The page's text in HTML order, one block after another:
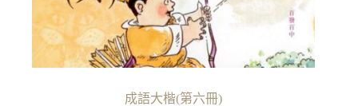
成語大楷(第六冊)